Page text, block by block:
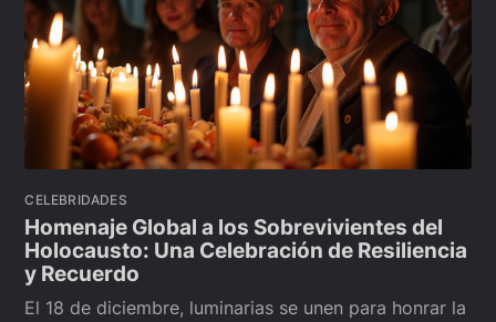
CELEBRIDADES
Homenaje Global a los Sobrevivientes del
Holocausto: Una Celebración de Resiliencia
y Recuerdo
El 18 de diciembre, luminarias se unen para honrar la